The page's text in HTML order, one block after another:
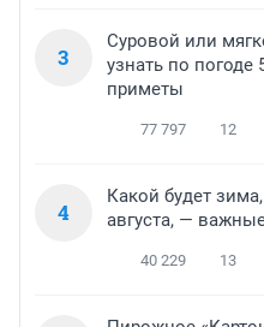
3
Суровой или
узнать по
приметы
77 797 12
4
Какой будет
августа, —
40 229 13